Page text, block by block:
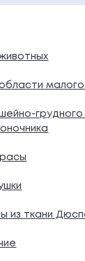
из ткани